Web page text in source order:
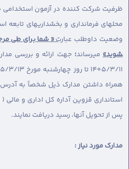
ظرفیت شرکت کننده در آزمون
محل­های فرمانداری و بخشداریهای
وضعیت داوطلب عبارت« شما برای طی
شوید»می­رساند؛ جهت ارائه و بررسی
همراه داشتن مدارک ذیل شخصاً به
استانداری قزوین آداره کل اداری و مالی (
پس از تحویل آنها، رسید دریافت نمایند.
مدارک مورد نیاز :